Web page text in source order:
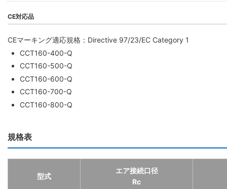
CE対応品
CEマーキング適応規格：Directive 97/23/EC Category 1
CCT160-400-Q
CCT160-500-Q
CCT160-600-Q
CCT160-700-Q
CCT160-800-Q
規格表
型式
エア接続口径
Rc